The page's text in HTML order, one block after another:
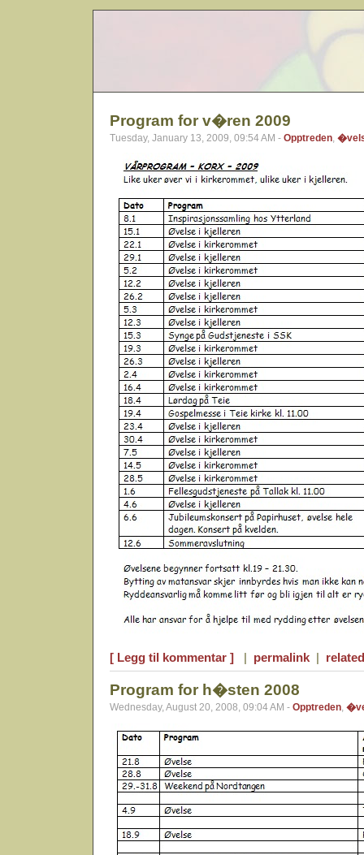
Program for v�ren 2009
Tuesday, January 13, 2009, 09:54 AM - Opptreden,
[ Legg til kommentar ] | permalink |
Program for h�sten 2008
Wednesday, August 20, 2008, 09:04 AM - Opptreden,